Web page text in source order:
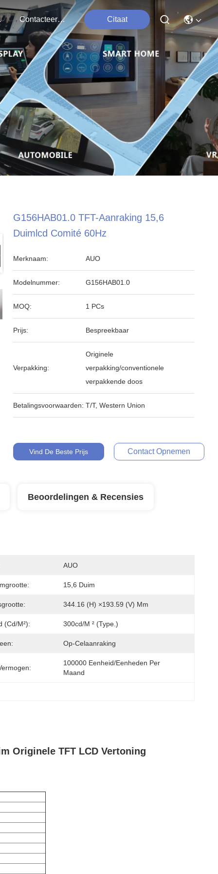
Contacteer Ons Citaat
G156HAB01.0 TFT-Aanraking 15,6
Duimlcd Comité 60Hz
Merknaam: AUO
Modelnummer: G156HAB01.0
MOQ: 1 PCs
Prijs: Bespreekbaar
Verpakking:
Originele
verpakking/conventionele
verpakkende doos
Betalingsvoorwaarden: T/T, Western Union
Vind De Beste Prijs Contact Opnemen
Beoordelingen & Recensies
AUO
15,6 Duim
344.16 (H) ×193.59 (V) Mm
(cd/m²): 300cd/m ² (Type.)
Op-Celaanraking
100000 Eenheid/Eenheden Per
Maand
Originele TFT LCD Vertoning